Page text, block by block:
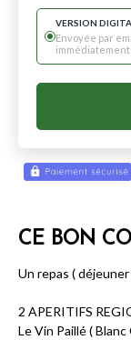
VERSION
Envoyée par
immédiatement
CE BON
Un repas (
2 APERITIFS
Le Vin Paillé (